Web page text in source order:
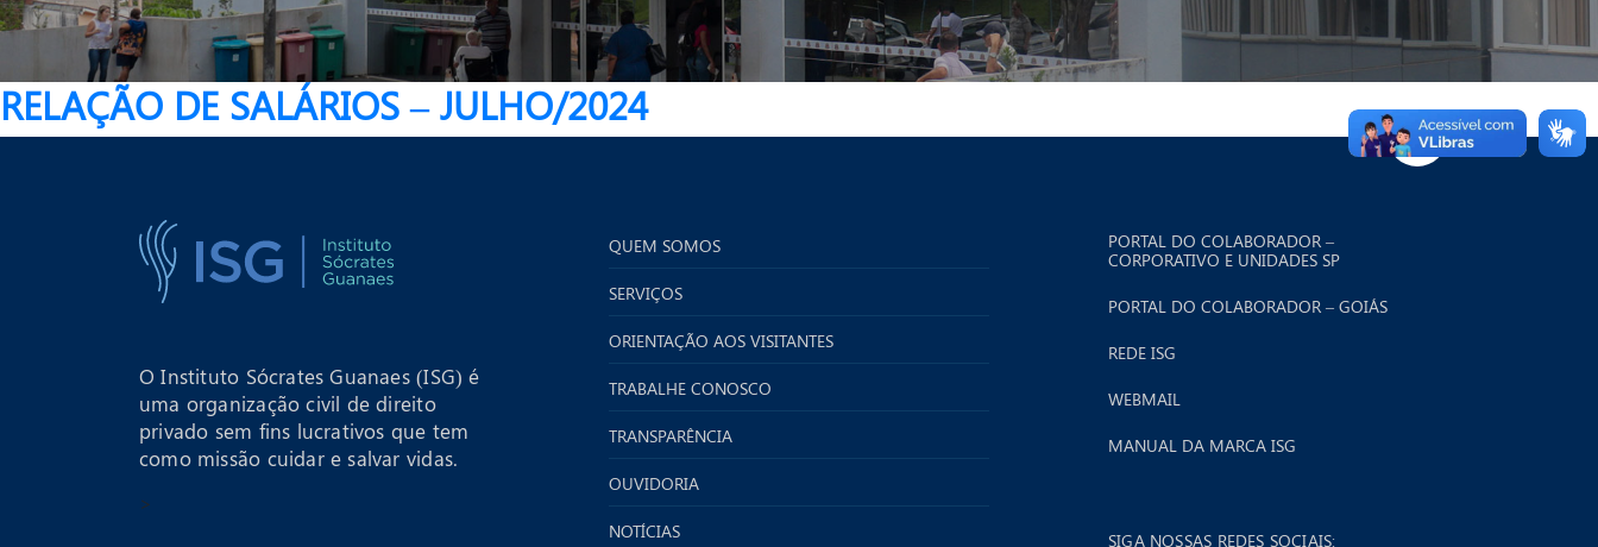
RELAÇÃO DE SALÁRIOS – JULHO/2024
O Instituto Sócrates Guanaes (ISG) é
uma organização civil de direito
privado sem fins lucrativos que tem
como missão cuidar e salvar vidas.
>
QUEM SOMOS
SERVIÇOS
ORIENTAÇÃO AOS VISITANTES
TRABALHE CONOSCO
TRANSPARÊNCIA
OUVIDORIA
NOTÍCIAS
PORTAL DO COLABORADOR –
CORPORATIVO E UNIDADES SP
PORTAL DO COLABORADOR – GOIÁS
REDE ISG
WEBMAIL
MANUAL DA MARCA ISG
SIGA NOSSAS REDES SOCIAIS: